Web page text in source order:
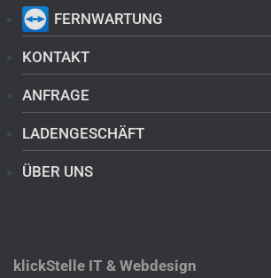
FERNWARTUNG
KONTAKT
ANFRAGE
LADENGESCHÄFT
ÜBER UNS
klickStelle IT & Webdesign